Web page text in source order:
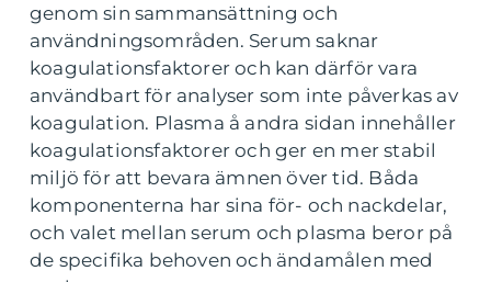
genom sin sammansättning och
användningsområden. Serum saknar
koagulationsfaktorer och kan därför vara
användbart för analyser som inte påverkas av
koagulation. Plasma å andra sidan innehåller
koagulationsfaktorer och ger en mer stabil
miljö för att bevara ämnen över tid. Båda
komponenterna har sina för- och nackdelar,
och valet mellan serum och plasma beror på
de specifika behoven och ändamålen med